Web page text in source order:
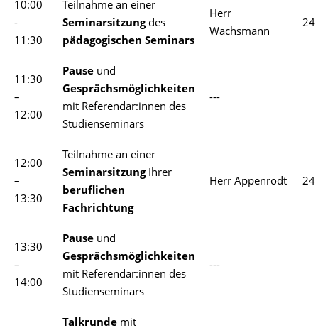
10:00
-
11:30
Teilnahme an einer
Seminarsitzung des
pädagogischen Seminars
Herr
Wachsmann
24
11:30
–
12:00
Pause und
Gesprächsmöglichkeiten
mit Referendar:innen des
Studienseminars
---
12:00
–
13:30
Teilnahme an einer
Seminarsitzung Ihrer
beruflichen
Fachrichtung
Herr Appenrodt 24
13:30
–
14:00
Pause und
Gesprächsmöglichkeiten
mit Referendar:innen des
Studienseminars
---
Talkrunde mit